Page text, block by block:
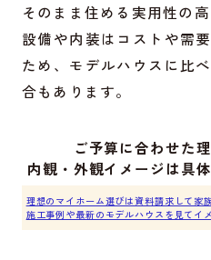
そのまま住める実用性の高
設備や内装はコストや需
ため、モデルハウスに比
合もあります。
ご予算に合わせた
内観・外観イメージは具
理想のマイホーム選びは資料請求して家
施工事例や最新のモデルハウスを見てイ